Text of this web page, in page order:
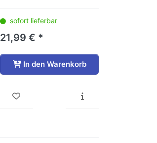
sofort lieferbar
21,99 € *
In den Warenkorb